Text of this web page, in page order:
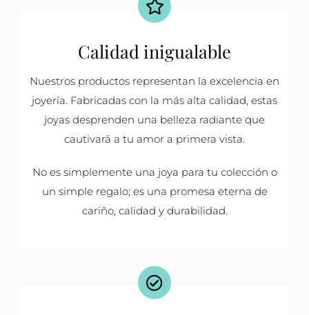
Calidad inigualable
Nuestros productos representan la excelencia en
joyería. Fabricadas con la más alta calidad, estas
joyas desprenden una belleza radiante que
cautivará a tu amor a primera vista.
No es simplemente una joya para tu colección o
un simple regalo; es una promesa eterna de
cariño, calidad y durabilidad.